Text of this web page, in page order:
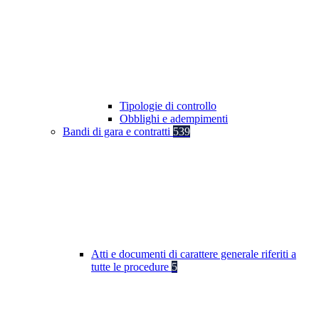
Tipologie di controllo
Obblighi e adempimenti
Bandi di gara e contratti 539
Atti e documenti di carattere generale riferiti a
tutte le procedure 5